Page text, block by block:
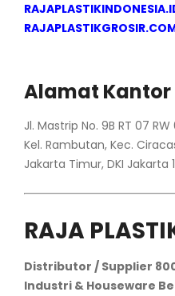
Alamat Kantor
Jl. Mastrip No. 9B RT 07 RW
Kel. Rambutan, Kec.
Jakarta Timur, DKI Jakarta
RAJA
Distributor / Supplier
Industri & Houseware